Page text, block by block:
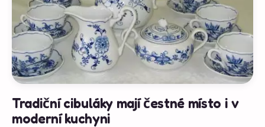
Tradiční cibuláky mají čestné místo i v
moderní kuchyni